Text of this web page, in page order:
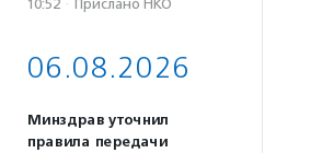
10:52 · Прислано НКО
06.08.2026
Минздрав уточнил
правила передачи